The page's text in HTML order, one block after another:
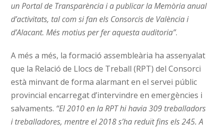
un Portal de Transparència i a publicar la Memòria anual
d’activitats, tal com si fan els Consorcis de València i
d’Alacant. Més motius per fer aquesta auditoria”.
A més a més, la formació assembleària ha assenyalat
que la Relació de Llocs de Treball (RPT) del Consorci
està minvant de forma alarmant en el servei públic
provincial encarregat d’intervindre en emergències i
salvaments. “El 2010 en la RPT hi havia 309 treballadors
i treballadores, mentre el 2018 s’ha reduït fins els 245. A